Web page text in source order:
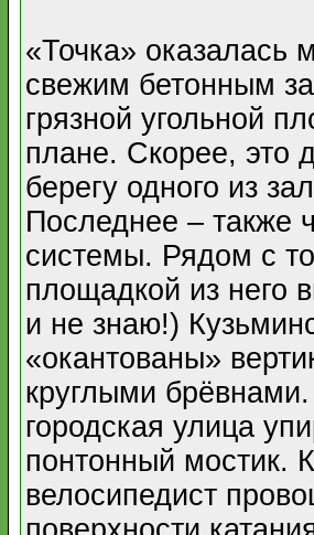
«Точка» оказалась
свежим бетонным
грязной угольной
плане. Скорее, это
берегу одного из
Последнее – также
системы. Рядом с
площадкой из него
и не знаю!)
«окантованы»
круглыми
городская улица
понтонный мостик.
велосипедист